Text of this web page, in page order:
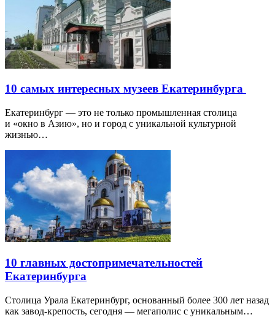
10 самых интересных музеев Екатеринбурга
Екатеринбург — это не только промышленная столица
и «окно в Азию», но и город с уникальной культурной
жизнью…
10 главных достопримечательностей
Екатеринбурга
Столица Урала Екатеринбург, основанный более 300 лет назад
как завод-крепость, сегодня — мегаполис с уникальным…